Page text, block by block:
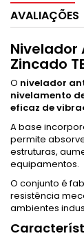
AVALIAÇÕES
Nivelador
Zincado
O nivelador
nivelamento
eficaz de
A base
permite
estruturas,
equipamentos.
O conjunto é
resistência
ambientes